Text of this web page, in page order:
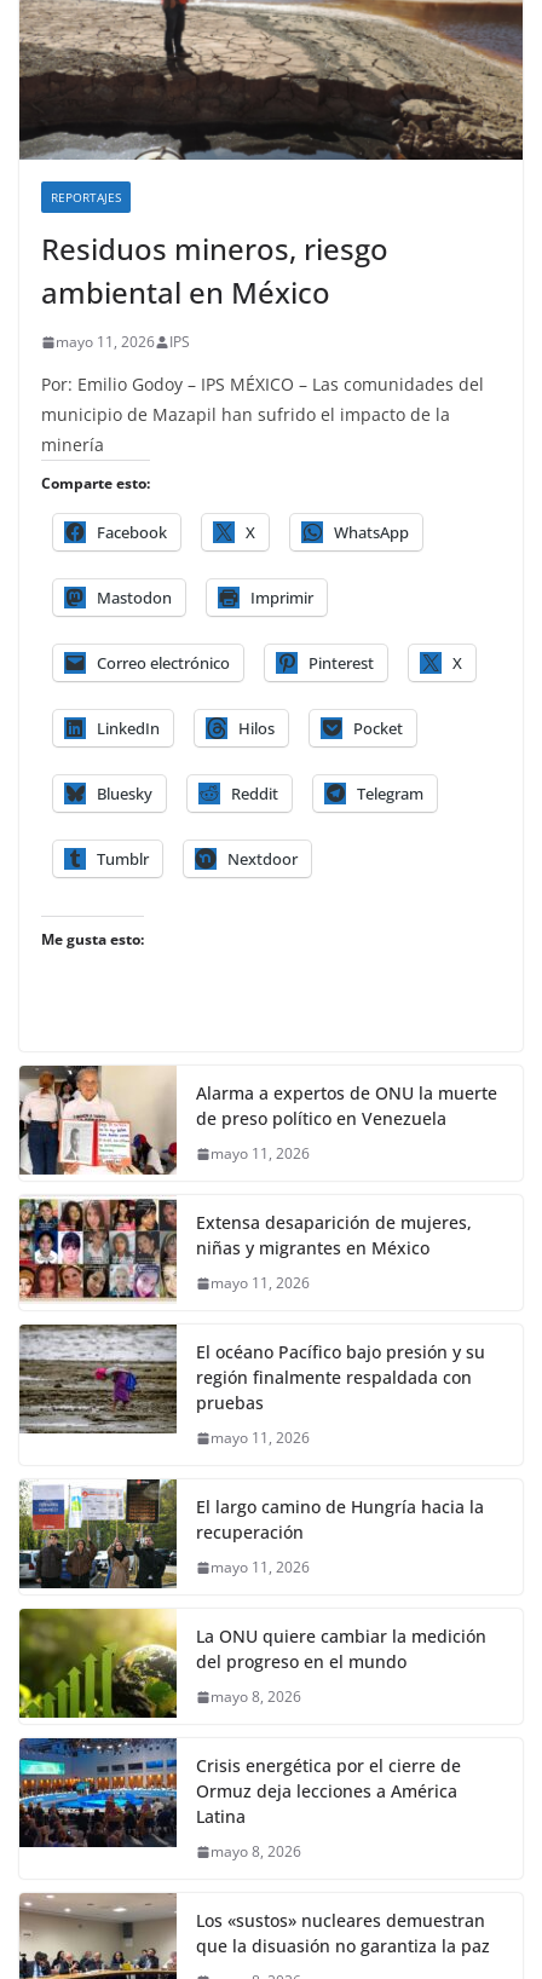
REPORTAJES
Residuos mineros, riesgo
ambiental en México
mayo 11, 2026 IPS
Por: Emilio Godoy – IPS MÉXICO – Las comunidades del
municipio de Mazapil han sufrido el impacto de la
minería
Comparte esto:
Facebook X WhatsApp
Mastodon Imprimir
Correo electrónico Pinterest X
LinkedIn Hilos Pocket
Bluesky Reddit Telegram
Tumblr Nextdoor
Me gusta esto:
Alarma a expertos de ONU la muerte
de preso político en Venezuela
mayo 11, 2026
Extensa desaparición de mujeres,
niñas y migrantes en México
mayo 11, 2026
El océano Pacífico bajo presión y su
región finalmente respaldada con
pruebas
mayo 11, 2026
El largo camino de Hungría hacia la
recuperación
mayo 11, 2026
La ONU quiere cambiar la medición
del progreso en el mundo
mayo 8, 2026
Crisis energética por el cierre de
Ormuz deja lecciones a América
Latina
mayo 8, 2026
Los «sustos» nucleares demuestran
que la disuasión no garantiza la paz